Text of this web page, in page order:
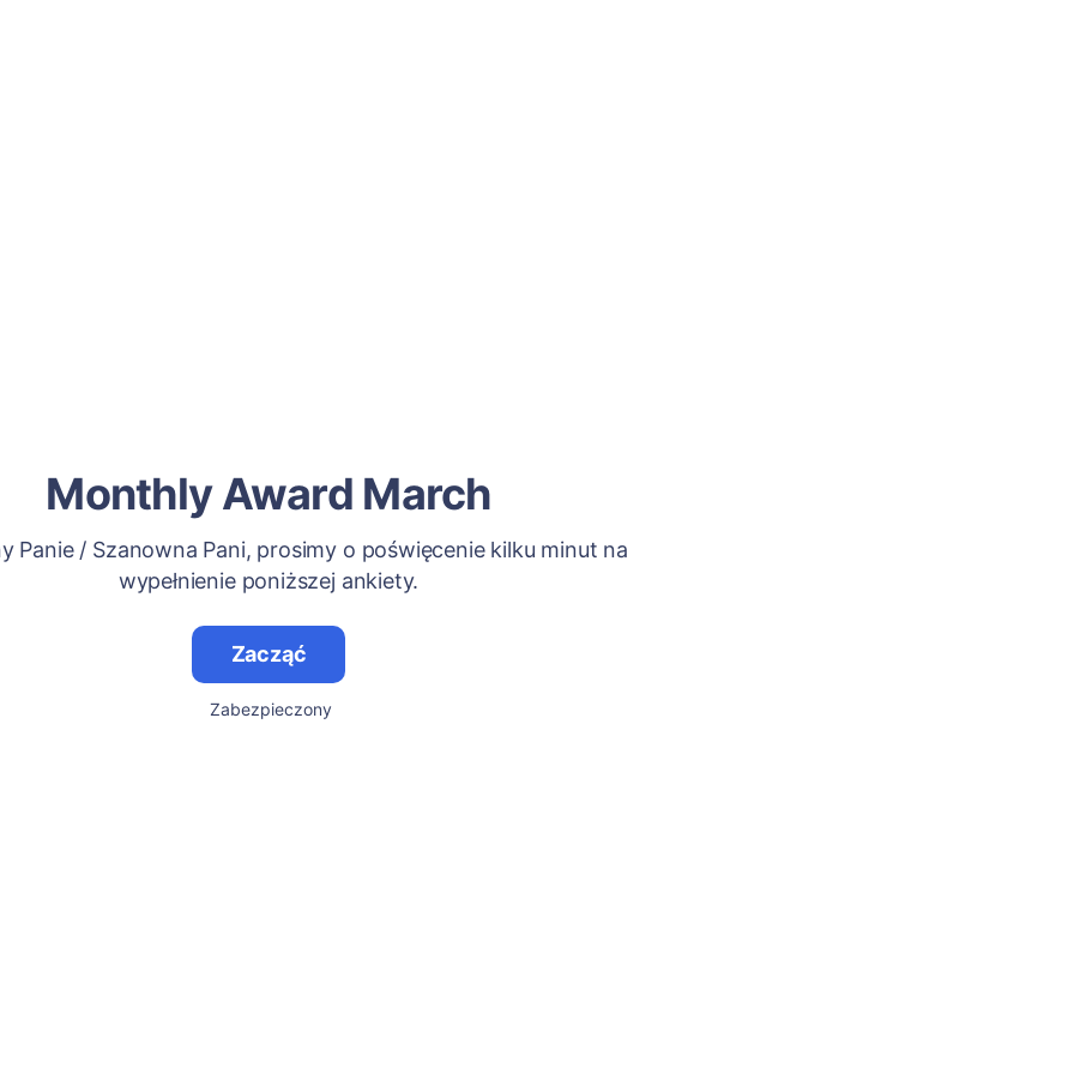
Monthly Award March
Panie / Szanowna Pani, prosimy o poświęcenie kilku minut na
wypełnienie poniższej ankiety.
Zacząć
Zabezpieczony